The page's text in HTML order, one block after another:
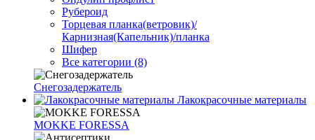
Рубероид
Торцевая планка(ветровик)/
Карнизная(Капельник)/планка
Шифер
Все категории (8)
Снегозадержатель
Лакокрасочные материалы
MOKKE FORESSA